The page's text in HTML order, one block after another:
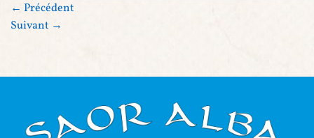
← Précédent
Suivant →